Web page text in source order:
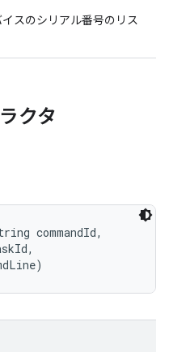
スのシリアル番号のリス
クタ
commandId,